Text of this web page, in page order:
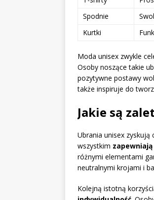
Spodnie
Kurtki
Moda unisex zwykle
Osoby noszące takie
pozytywne postawy
także inspiruje do
Jakie są
Ubrania unisex
wszystkim
różnymi elementami
neutralnymi krojami i
Kolejną istotną